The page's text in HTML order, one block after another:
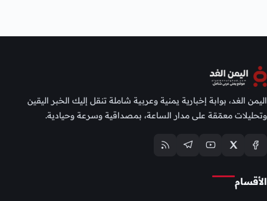
اليمن الغد، بوابة إخبارية يمنية وعربية شاملة تنقل إليك الخبر اليقين
وتحليلات معمّقة على مدار الساعة، بمصداقية وسرعة وحيادية.
الأقسام